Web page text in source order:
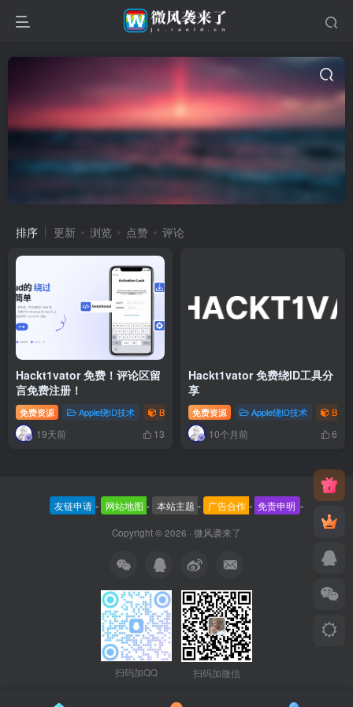
排序 更新 浏览 点赞 评论
Hackt1vator 免费！评论区留
言免费注册！
免费资源 Apple绕ID技术 Bypass RamDisk
19天前 13
Hackt1vator 免费绕ID工具分
享
免费资源 Apple绕ID技术
10个月前 6
友链申请 - 网站地图 - 本站主题 - 广告合作 - 免责申明 -
Copyright © 2026 · 微风袭来了
扫码加QQ 扫码加微信